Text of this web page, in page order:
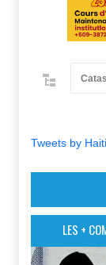
Tweets by
LES +